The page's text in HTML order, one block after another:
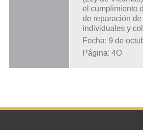
el cumplimiento
de reparación
individuales y
Fecha: 9 de
Página: 4O